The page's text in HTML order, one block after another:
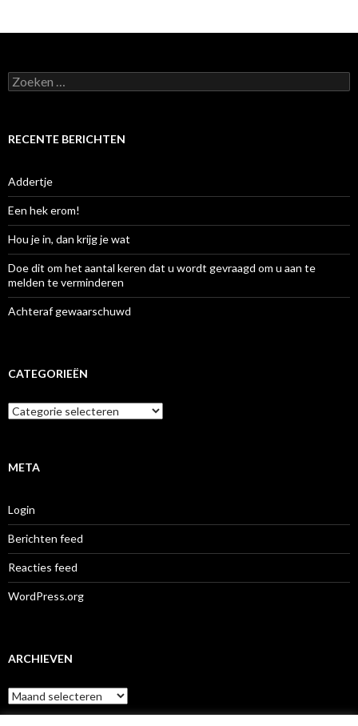
Zoeken
naar:
RECENTE BERICHTEN
Addertje
Een hek erom!
Hou je in, dan krijg je wat
Doe dit om het aantal keren dat u wordt gevraagd om u aan te
melden te verminderen
Achteraf gewaarschuwd
CATEGORIEËN
Categorieën
META
Login
Berichten feed
Reacties feed
WordPress.org
ARCHIEVEN
Archieven